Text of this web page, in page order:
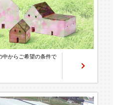
中からご希望の条件で